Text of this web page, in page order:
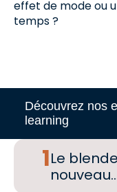
effet de mode ou
temps ?
Le
Découvrez nos
learning